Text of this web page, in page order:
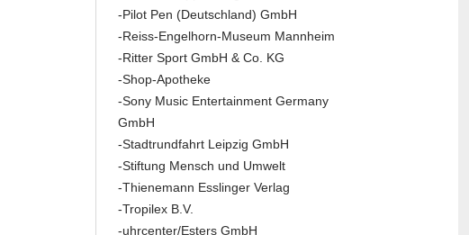
-Pilot Pen (Deutschland) GmbH
-Reiss-Engelhorn-Museum Mannheim
-Ritter Sport GmbH & Co. KG
-Shop-Apotheke
-Sony Music Entertainment Germany
GmbH
-Stadtrundfahrt Leipzig GmbH
-Stiftung Mensch und Umwelt
-Thienemann Esslinger Verlag
-Tropilex B.V.
-uhrcenter/Esters GmbH